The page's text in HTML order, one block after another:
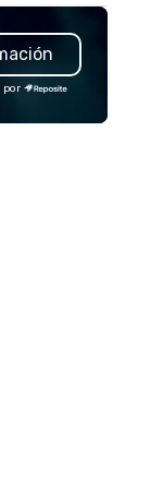
experts ensures
not only
free,
before they arise.
awards, including 5
Crossover 2023,
por